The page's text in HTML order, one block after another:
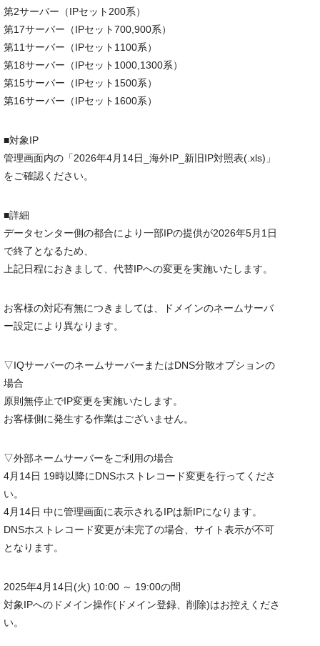
第2サーバー（IPセット200系）
第17サーバー（IPセット700,900系）
第11サーバー（IPセット1100系）
第18サーバー（IPセット1000,1300系）
第15サーバー（IPセット1500系）
第16サーバー（IPセット1600系）
■対象IP
管理画面内の「2026年4月14日_ 海外IP _新旧IP対照表(.xls)」
をご確認ください。
■詳細
データセンター側の都合により一部IPの提供が2026年5月1日
で終了となるため、
上記日程におきまして、代替IPへの変更を実施いたします。
お客様の対応有無につきましては、ドメインのネームサーバ
ー設定により異なります。
▽IQサーバーのネームサーバーまたはDNS分散オプションの
場合
原則無停止でIP変更を実施いたします。
お客様側に発生する作業はございません。
▽外部ネームサーバーをご利用の場合
4月14日 19時以降にDNSホストレコード変更を行ってくださ
い。
4月14日 中に管理画面に表示されるIPは新IPになります。
DNSホストレコード変更が未完了の場合、サイト表示が不可
となります。
2025年4月14日(火) 10:00 ～ 19:00の間
対象IPへのドメイン操作(ドメイン登録、削除)はお控えくださ
い。